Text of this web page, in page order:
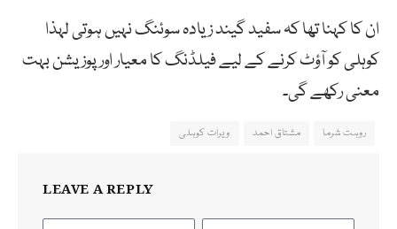
ان کا کہنا تھا کہ سفید گیند زیادہ سوئنگ نہیں ہوتی لہذا
کوہلی کو آؤٹ کرنے کے لیے فیلڈنگ کا معیار اور پوزیشن بہت
معنی رکھے گی۔
روہت شرما مشتاق احمد ویرات کوہلی
LEAVE A REPLY